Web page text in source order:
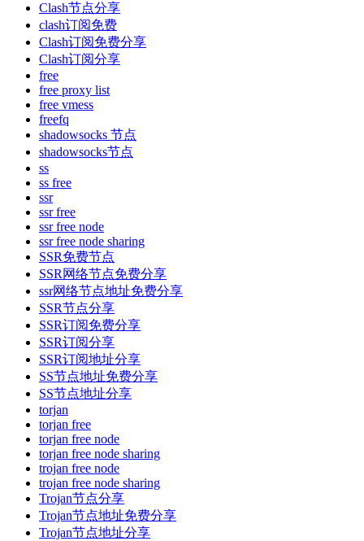
Clash节点分享
clash订阅免费
Clash订阅免费分享
Clash订阅分享
free
free proxy list
free vmess
freefq
shadowsocks 节点
shadowsocks节点
ss
ss free
ssr
ssr free
ssr free node
ssr free node sharing
SSR免费节点
SSR网络节点免费分享
ssr网络节点地址免费分享
SSR节点分享
SSR订阅免费分享
SSR订阅分享
SSR订阅地址分享
SS节点地址免费分享
SS节点地址分享
torjan
torjan free
torjan free node
torjan free node sharing
trojan free node
trojan free node sharing
Trojan节点分享
Trojan节点地址免费分享
Trojan节点地址分享